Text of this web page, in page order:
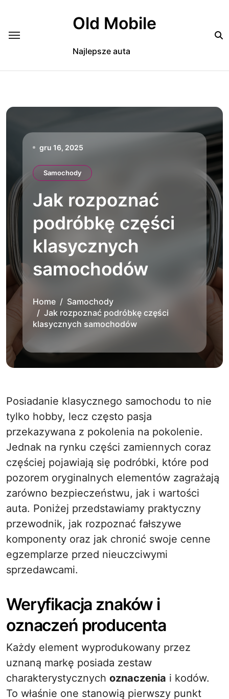
Old Mobile
Najlepsze auta
gru 16, 2025
Samochody
Jak rozpoznać
podróbkę części
klasycznych
samochodów
Home
Samochody
Jak rozpoznać podróbkę części
klasycznych samochodów
Posiadanie klasycznego samochodu to nie
tylko hobby, lecz często pasja
przekazywana z pokolenia na pokolenie.
Jednak na rynku części zamiennych coraz
częściej pojawiają się podróbki, które pod
pozorem oryginalnych elementów zagrażają
zarówno bezpieczeństwu, jak i wartości
auta. Poniżej przedstawiamy praktyczny
przewodnik, jak rozpoznać fałszywe
komponenty oraz jak chronić swoje cenne
egzemplarze przed nieuczciwymi
sprzedawcami.
Weryfikacja znaków i
oznaczeń producenta
Każdy element wyprodukowany przez
uznaną markę posiada zestaw
charakterystycznych oznaczenia i kodów.
To właśnie one stanowią pierwszy punkt